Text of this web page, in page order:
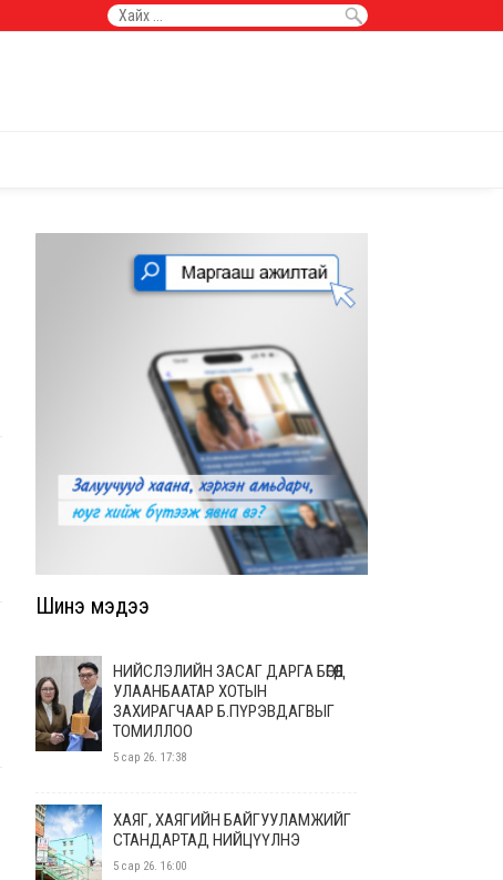
Шинэ мэдээ
НИЙСЛЭЛИЙН ЗАСАГ ДАРГА БӨГӨӨД
УЛААНБААТАР ХОТЫН
ЗАХИРАГЧААР Б.ПҮРЭВДАГВЫГ
ТОМИЛЛОО
5 сар 26. 17:38
ХАЯГ, ХАЯГИЙН БАЙГУУЛАМЖИЙГ
СТАНДАРТАД НИЙЦҮҮЛНЭ
5 сар 26. 16:00